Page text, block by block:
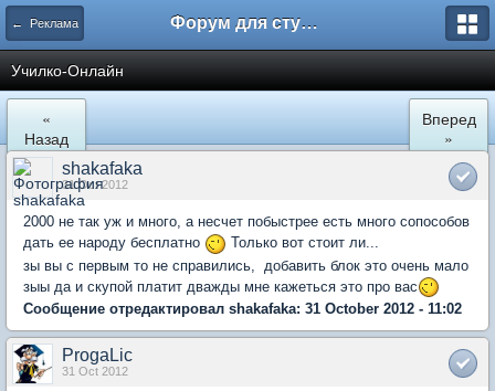
← Реклама Форум для студента СГА
Училко-Онлайн
«
Назад
Вперед
»
shakafaka
31 Oct 2012
2000 не так уж и много, а несчет побыстрее есть много сопособов
дать ее народу бесплатно
Только вот стоит ли...
зы вы с первым то не справились, добавить блок это очень мало
зыы да и скупой платит дважды мне кажеться это про вас
Сообщение отредактировал shakafaka: 31 October 2012 - 11:02
ProgaLic
31 Oct 2012